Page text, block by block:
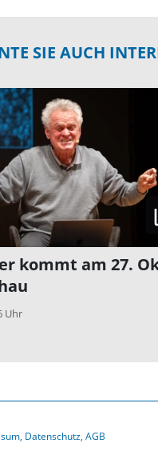
SIE AUCH
kommt am 27.
Uhr
Datenschutz AGB